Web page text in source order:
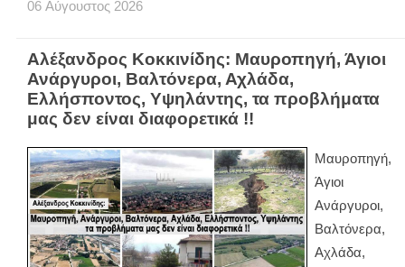
06 Αύγουστος 2026
Αλέξανδρος Κοκκινίδης: Μαυροπηγή, Άγιοι
Ανάργυροι, Βαλτόνερα, Αχλάδα,
Ελλήσποντος, Υψηλάντης, τα προβλήματα
μας δεν είναι διαφορετικά !!
Μαυροπηγή,
Άγιοι
Ανάργυροι,
Βαλτόνερα,
Αχλάδα,